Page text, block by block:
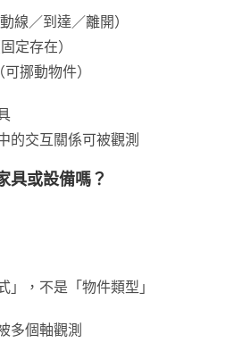
線／到達／離開）
定存在）
挪動物件）
的交互關係可被觀測
具或設備嗎？
」，不是「物件類型」
多個軸觀測